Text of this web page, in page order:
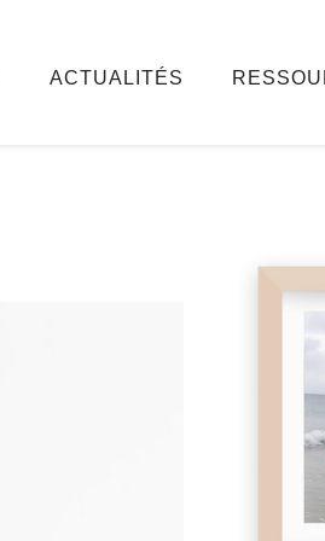
ACTUALITÉS